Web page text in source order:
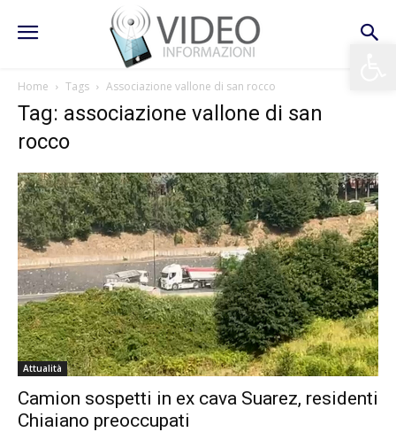
Home Tags Associazione vallone di san rocco
Tag: associazione vallone di san
rocco
Attualità
Camion sospetti in ex cava Suarez, residenti
Chiaiano preoccupati